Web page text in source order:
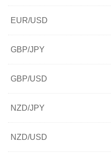
EUR/USD
GBP/JPY
GBP/USD
NZD/JPY
NZD/USD